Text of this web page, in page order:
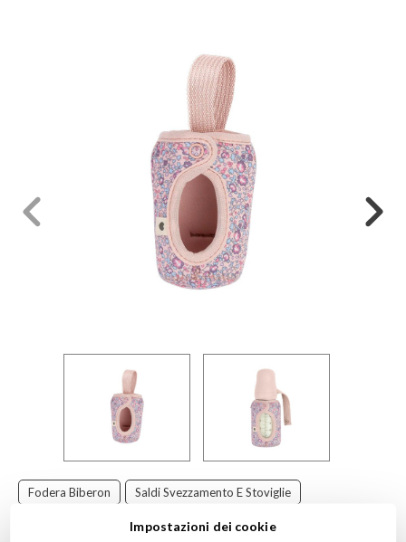
Fodera Biberon Saldi Svezzamento E Stoviglie
Fodera Small Bibs Fodera Biberon Bibs
Impostazioni dei cookie